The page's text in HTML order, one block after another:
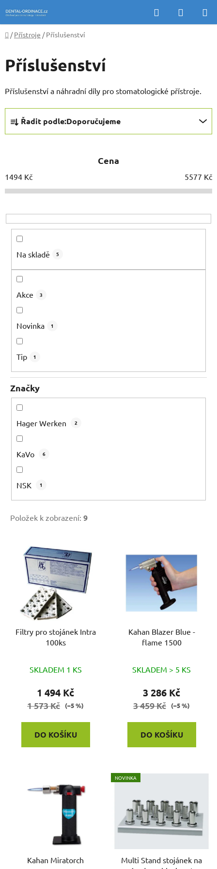
na
obsah
Hledat
KOŠÍK
Domů
/ Přístroje / Příslušenství
Příslušenství
Příslušenství a náhradní díly pro stomatologické přístroje.
z
í
p
o
d
Řadit podle:Doporučujeme
Cena
1494 Kč 5577 Kč
Na skladě 5
Akce 3
Novinka 1
Tip 1
Značky
Hager Werken 2
KaVo 6
NSK 1
Položek k zobrazení: 9
Filtry pro stojánek Intra
100ks
SKLADEM 1 KS
1 494 Kč
1 573 Kč (–5 %)
DO KOŠÍKU
Kahan Blazer Blue -
flame 1500
SKLADEM > 5 KS
3 286 Kč
3 459 Kč (–5 %)
DO KOŠÍKU
Kahan Miratorch
NOVINKA
Multi Stand stojánek na